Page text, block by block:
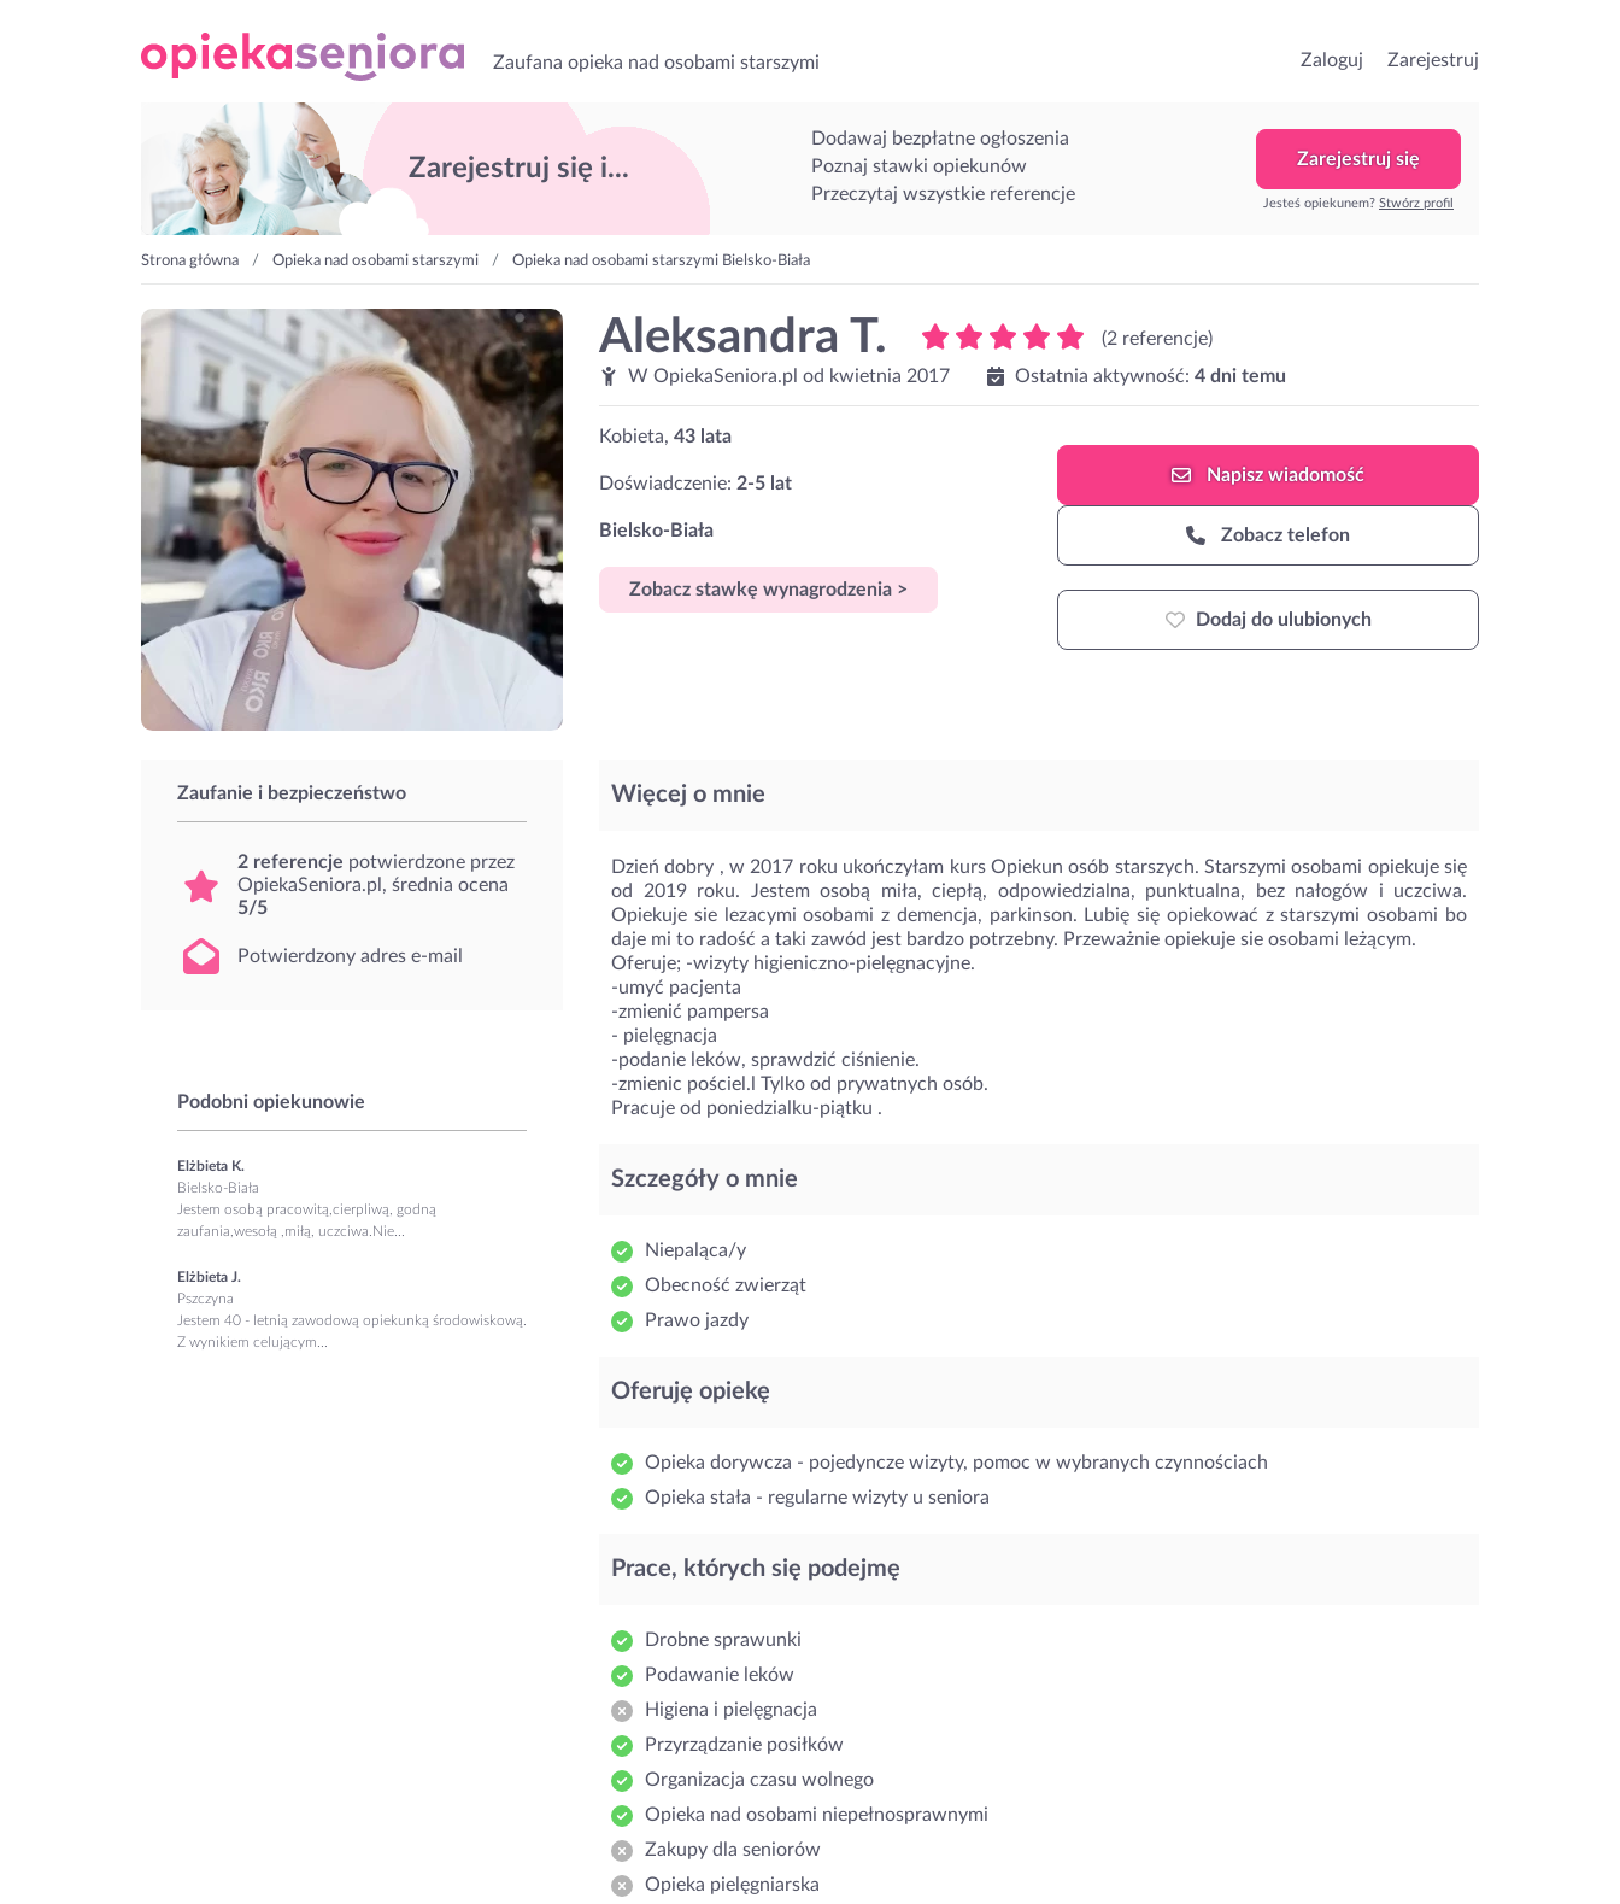
Zaufana opieka nad osobami starszymi Zaloguj Zarejestruj
Zarejestruj się i...
Dodawaj bezpłatne ogłoszenia
Poznaj stawki opiekunów
Przeczytaj wszystkie referencje
Zarejestruj się
Jesteś opiekunem? Stwórz profil
Strona główna Opieka nad osobami starszymi Opieka nad osobami starszymi Bielsko-Biała
Aleksandra T.
(2 referencje)
W OpiekaSeniora.pl od kwietnia 2017 Ostatnia aktywność: 4 dni temu
Kobieta, 43 lata
Doświadczenie: 2-5 lat
Bielsko-Biała
Zobacz stawkę wynagrodzenia >
Napiszwiadomość
Zobacz telefon
Dodaj do ulubionych
Zaufanie i bezpieczeństwo
2 referencje potwierdzone przez
OpiekaSeniora.pl, średnia ocena
5/5
Potwierdzony adres e-mail
Podobni opiekunowie
Elżbieta K.
Bielsko-Biała
Jestem osobą pracowitą,cierpliwą, godną
zaufania,wesołą ,miłą, uczciwa.Nie...
Elżbieta J.
Pszczyna
Jestem 40 - letnią zawodową opiekunką środowiskową.
Z wynikiem celującym...
Więcej o mnie
Dzień dobry , w 2017 roku ukończyłam kurs Opiekun osób starszych. Starszymi osobami opiekuje się
od 2019 roku. Jestem osobą miła, ciepłą, odpowiedzialna, punktualna, bez nałogów i uczciwa.
Opiekuje sie lezacymi osobami z demencja, parkinson. Lubię się opiekować z starszymi osobami bo
daje mi to radość a taki zawód jest bardzo potrzebny. Przeważnie opiekuje sie osobami leżącym.
Oferuje; -wizyty higieniczno-pielęgnacyjne.
-umyć pacjenta
-zmienić pampersa
- pielęgnacja
-podanie leków, sprawdzić ciśnienie.
-zmienic pościel.l Tylko od prywatnych osób.
Pracuje od poniedzialku-piątku .
Szczegóły o mnie
Niepaląca/y
Obecność zwierząt
Prawo jazdy
Oferuję opiekę
Opieka dorywcza - pojedyncze wizyty, pomoc w wybranych czynnościach
Opieka stała - regularne wizyty u seniora
Prace, których się podejmę
Drobne sprawunki
Podawanie leków
Higiena i pielęgnacja
Przyrządzanie posiłków
Organizacja czasu wolnego
Opieka nad osobami niepełnosprawnymi
Zakupy dla seniorów
Opieka pielęgniarska